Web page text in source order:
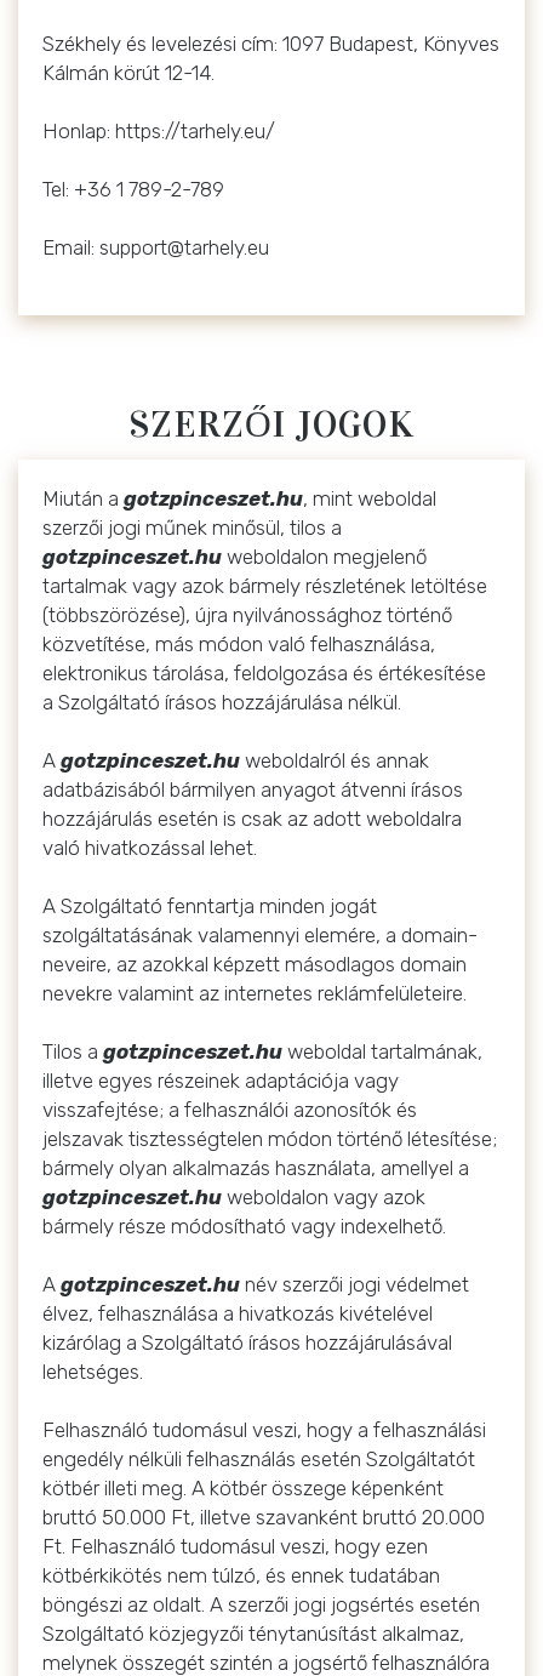
Székhely és levelezési cím: 1097 Budapest, Könyves
Kálmán körút 12-14.
Honlap: https://tarhely.eu/
Tel: +36 1 789-2-789
Email: support@tarhely.eu
SZERZŐI JOGOK
Miután a gotzpinceszet.hu, mint weboldal
szerzői jogi műnek minősül, tilos a
gotzpinceszet.hu weboldalon megjelenő
tartalmak vagy azok bármely részletének letöltése
(többszörözése), újra nyilvánossághoz történő
közvetítése, más módon való felhasználása,
elektronikus tárolása, feldolgozása és értékesítése
a Szolgáltató írásos hozzájárulása nélkül.
A gotzpinceszet.hu weboldalról és annak
adatbázisából bármilyen anyagot átvenni írásos
hozzájárulás esetén is csak az adott weboldalra
való hivatkozással lehet.
A Szolgáltató fenntartja minden jogát
szolgáltatásának valamennyi elemére, a domain-
neveire, az azokkal képzett másodlagos domain
nevekre valamint az internetes reklámfelületeire.
Tilos a gotzpinceszet.hu weboldal tartalmának,
illetve egyes részeinek adaptációja vagy
visszafejtése; a felhasználói azonosítók és
jelszavak tisztességtelen módon történő létesítése;
bármely olyan alkalmazás használata, amellyel a
gotzpinceszet.hu weboldalon vagy azok
bármely része módosítható vagy indexelhető.
A gotzpinceszet.hu név szerzői jogi védelmet
élvez, felhasználása a hivatkozás kivételével
kizárólag a Szolgáltató írásos hozzájárulásával
lehetséges.
Felhasználó tudomásul veszi, hogy a felhasználási
engedély nélküli felhasználás esetén Szolgáltatót
kötbér illeti meg. A kötbér összege képenként
bruttó 50.000 Ft, illetve szavanként bruttó 20.000
Ft. Felhasználó tudomásul veszi, hogy ezen
kötbérkikötés nem túlzó, és ennek tudatában
böngészi az oldalt. A szerzői jogi jogsértés esetén
Szolgáltató közjegyzői ténytanúsítást alkalmaz,
melynek összegét szintén a jogsértő felhasználóra